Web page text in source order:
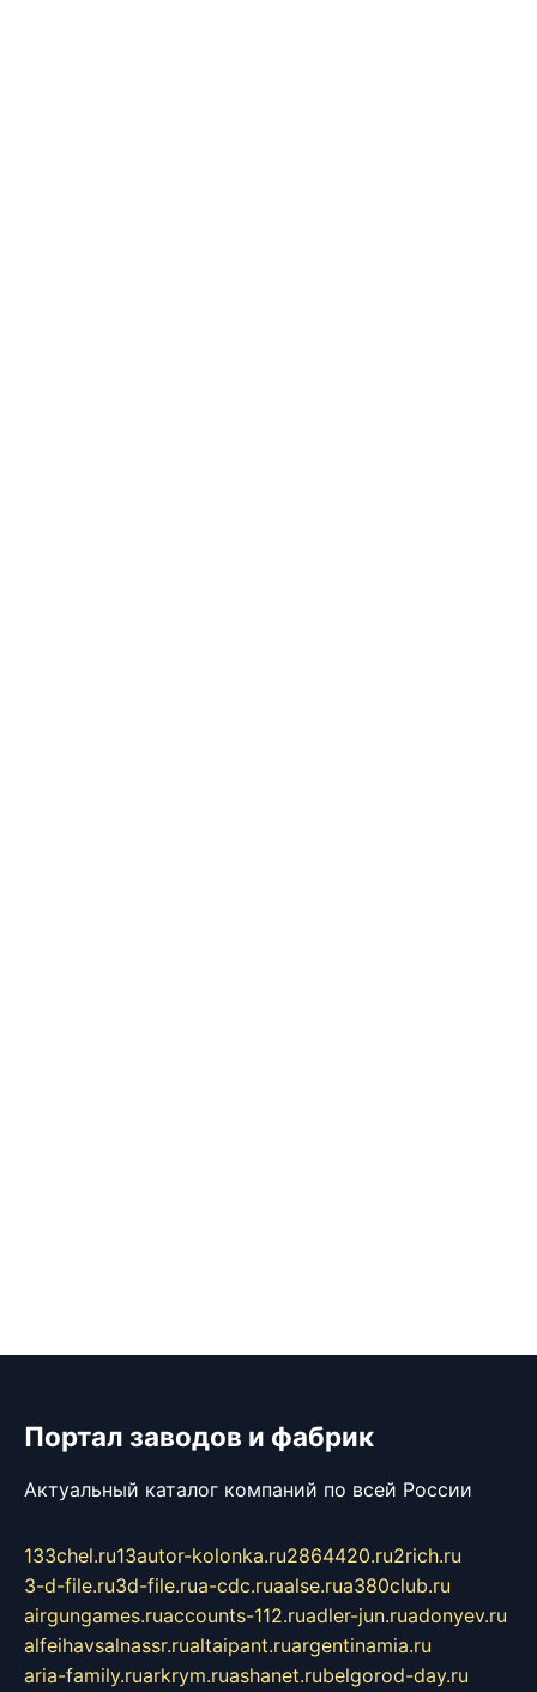
Портал заводов и фабрик
Актуальный каталог компаний по всей России
133chel.ru13autor-kolonka.ru2864420.ru2rich.ru
3-d-file.ru3d-file.rua-cdc.ruaalse.rua380club.ru
airgungames.ruaccounts-112.ruadler-jun.ruadonyev.ru
alfeihavsalnassr.rualtaipant.ruargentinamia.ru
aria-family.ruarkrym.ruashanet.rubelgorod-day.ru